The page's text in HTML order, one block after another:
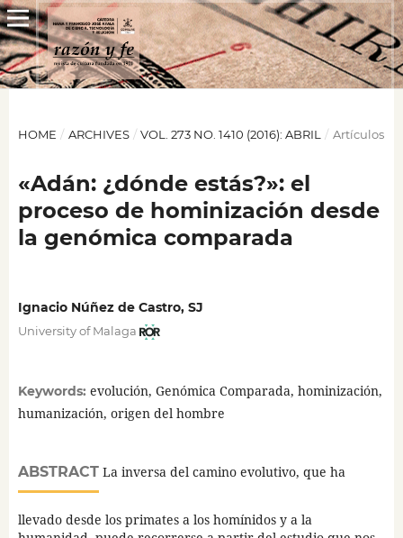
HOME / ARCHIVES / VOL. 273 NO. 1410 (2016): ABRIL / Artículos
«Adán: ¿dónde estás?»: el
proceso de hominización desde
la genómica comparada
Ignacio Núñez de Castro, SJ
University of Malaga
Keywords: evolución, Genómica Comparada, hominización,
humanización, origen del hombre
ABSTRACTLa inversa del camino evolutivo, que ha
llevado desde los primates a los homínidos y a la